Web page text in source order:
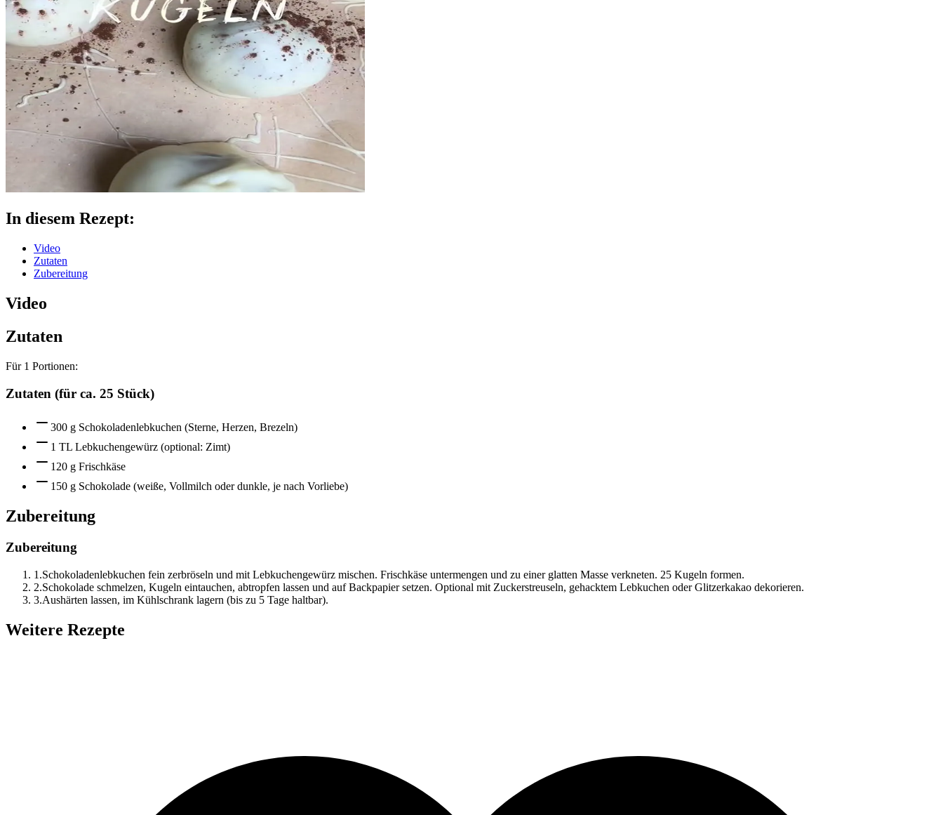
In diesem Rezept:
Video
Zutaten
Zubereitung
Video
Zutaten
Für 1 Portionen:
Zutaten (für ca. 25 Stück)
300 g Schokoladenlebkuchen (Sterne, Herzen, Brezeln)
1 TL Lebkuchengewürz (optional: Zimt)
120 g Frischkäse
150 g Schokolade (weiße, Vollmilch oder dunkle, je nach Vorliebe)
Zubereitung
Zubereitung
1 .Schokoladenlebkuchen fein zerbröseln und mit Lebkuchengewürz mischen. Frischkäse untermengen und zu einer glatten Masse verkneten. 25 Kugeln formen.
2.Schokolade schmelzen, Kugeln eintauchen, abtropfen lassen und auf Backpapier setzen. Optional mit Zuckerstreuseln, gehacktem Lebkuchen oder Glitzerkakao dekorieren.
3.Aushärten lassen, im Kühlschrank lagern (bis zu 5 Tage haltbar).
Weitere Rezepte